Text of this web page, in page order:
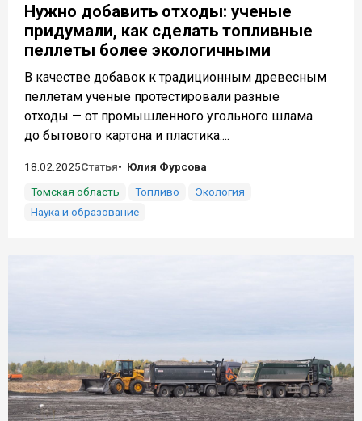
Нужно добавить отходы: ученые
придумали, как сделать топливные
пеллеты более экологичными
В качестве добавок к традиционным древесным
пеллетам ученые протестировали разные
отходы — от промышленного угольного шлама
до бытового картона и пластика....
18.02.2025Статья
Юлия Фурсова
Томская область
Топливо
Экология
Наука и образование